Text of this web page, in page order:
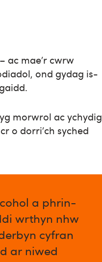
ac mae’r cwrw
ond gydag is-
morwrol ac ychydig
o dorri’ch syched
a phrin-
wrthyn nhw
cyfran
ar niwed